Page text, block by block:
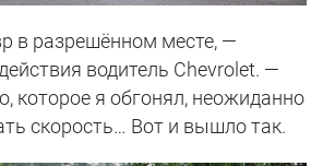
в разрешённом месте, —
водитель Chevrolet. —
которое я обгонял, неожиданно
скорость… Вот и вышло так.